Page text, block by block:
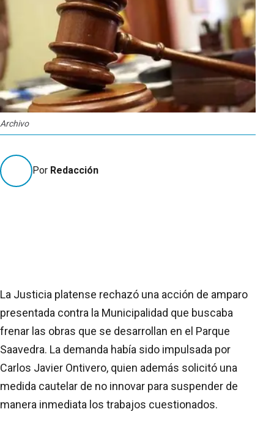
Archivo
Por Redacción
La Justicia platense rechazó una acción de amparo
presentada contra la Municipalidad que buscaba
frenar las obras que se desarrollan en el Parque
Saavedra. La demanda había sido impulsada por
Carlos Javier Ontivero, quien además solicitó una
medida cautelar de no innovar para suspender de
manera inmediata los trabajos cuestionados.